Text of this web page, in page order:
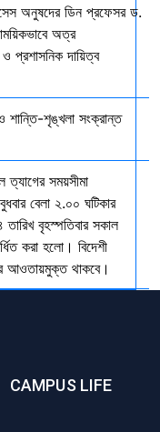
অনুষদের ডিন প্রফেসর ড.
অত্র
ও প্রশাসনিক দায়িত্ব
ও শান্তি-শৃঙ্খলা সংক্রান্ত
ত্যাগের সময়সীমা
বেলা ২.০০ ঘটিকার
বৃহস্পতিবার সকাল
করা হলো। বিদেশী
আওতায়মুক্ত থাকবে।
CAMPUS LIFE